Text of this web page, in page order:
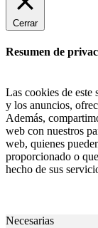
Cerrar
Resumen de
Las cookies de este
y los anuncios,
Además,
web con nuestros
web, quienes
proporcionado o
hecho de sus
Necesarias